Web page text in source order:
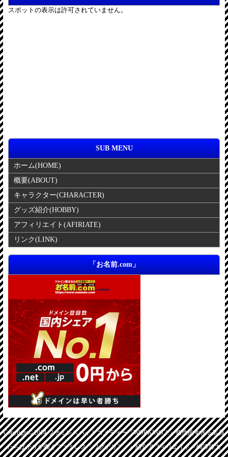
SUB MENU
ホーム(HOME)
概要(ABOUT)
キャラクター(CHARACTER)
グッズ紹介(HOBBY)
アフィリエイト (AFIRIATE)
リンク(LINK)
「お名前.com」
Copyright© 2014ファミレスバイトコメディー『WORKING´!!』個性的すぎる店員
たちばかりが働くファミレス「ワグナリア」～紹介アフィリエイト～嶋津球太